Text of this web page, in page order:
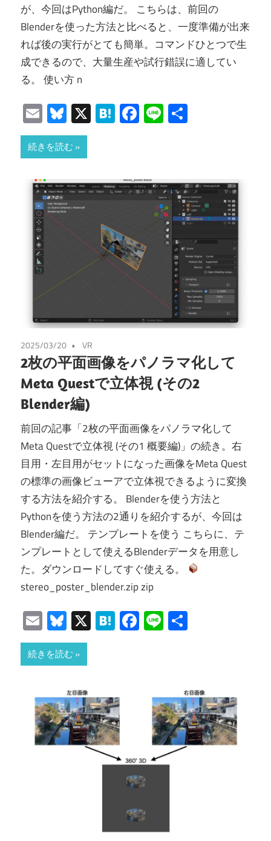
が、今回はPython編だ。 こちらは、前回の
Blenderを使った方法と比べると、一度準備が出来
れば後の実行がとても簡単。コマンドひとつで生
成できるので、大量生産や試行錯誤に適してい
る。 使い方 n
EmailBluesky
X Hatena
Facebook
Line
続きを読む
2025/03/20 VR
2枚の平面画像をパノラマ化して
Meta Questで立体視 (その2
Blender編)
前回の記事「2枚の平面画像をパノラマ化して
Meta Questで立体視 (その1 概要編)」の続き。右
目用・左目用がセットになった画像をMeta Quest
の標準の画像ビューアで立体視できるように変換
する方法を紹介する。 Blenderを使う方法と
Pythonを使う方法の2通りを紹介するが、今回は
Blender編だ。 テンプレートを使う こちらに、テ
ンプレートとして使えるBlenderデータを用意し
た。ダウンロードしてすぐ使える。
stereo_poster_blender.zip zip
EmailBluesky
X Hatena
Facebook
Line
続きを読む